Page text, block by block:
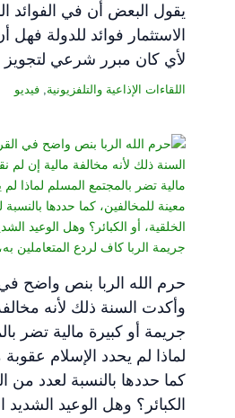
يقول البعض أن في الفوائد
الاستثمار فوائد للدولة فهل
لأي كان مبرر شرعي لتجويز
اللقاءات الإذاعية والتلفزيونية, فيديو
حرم الله الربا بنص واضح في
وأكدت السنة ذلك لأنه
جريمة أو كبيرة مالية تضر
لماذا لم يحدد الإسلام عقوبة
كما حددها بالنسبة لعدد من
الكبائر؟ وهل الوعيد